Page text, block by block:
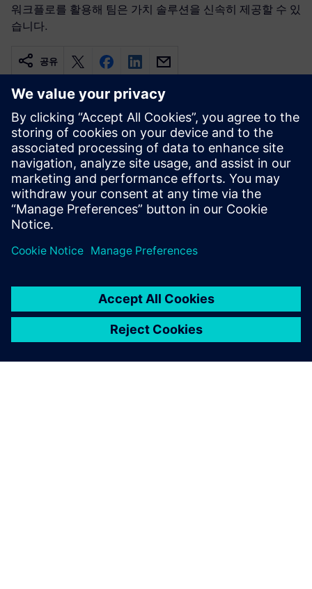
워크플로를 활용해 팀은 가치 솔루션을 신속히 제공할 수 있
습니다.
공유
관련 자료